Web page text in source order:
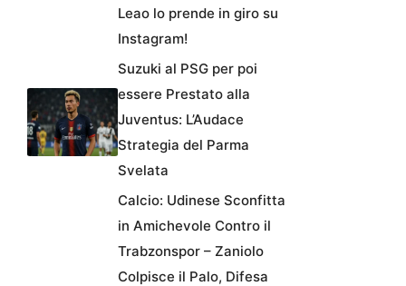
Leao lo prende in giro su
Instagram!
Suzuki al PSG per poi
essere Prestato alla
Juventus: L’Audace
Strategia del Parma
Svelata
Calcio: Udinese Sconfitta
in Amichevole Contro il
Trabzonspor – Zaniolo
Colpisce il Palo, Difesa